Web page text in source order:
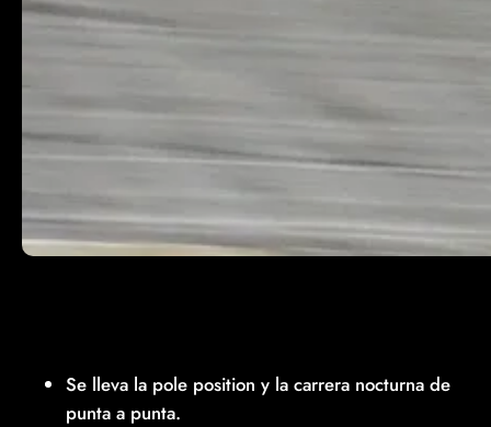
Se lleva la pole position y la carrera nocturna de
punta a punta.